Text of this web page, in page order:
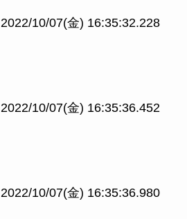
2022/10/07(金) 16:35:32.228
2022/10/07(金) 16:35:36.452
2022/10/07(金) 16:35:36.980